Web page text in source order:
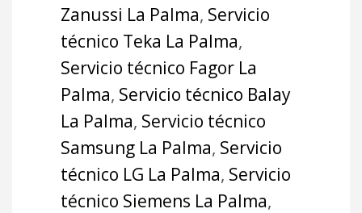
Zanussi La Palma, Servicio
técnico Teka La Palma,
Servicio técnico Fagor La
Palma, Servicio técnico Balay
La Palma, Servicio técnico
Samsung La Palma, Servicio
técnico LG La Palma, Servicio
técnico Siemens La Palma,